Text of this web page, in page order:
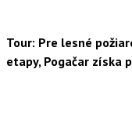
Tour: Pre lesné
etapy, Pogačar získa